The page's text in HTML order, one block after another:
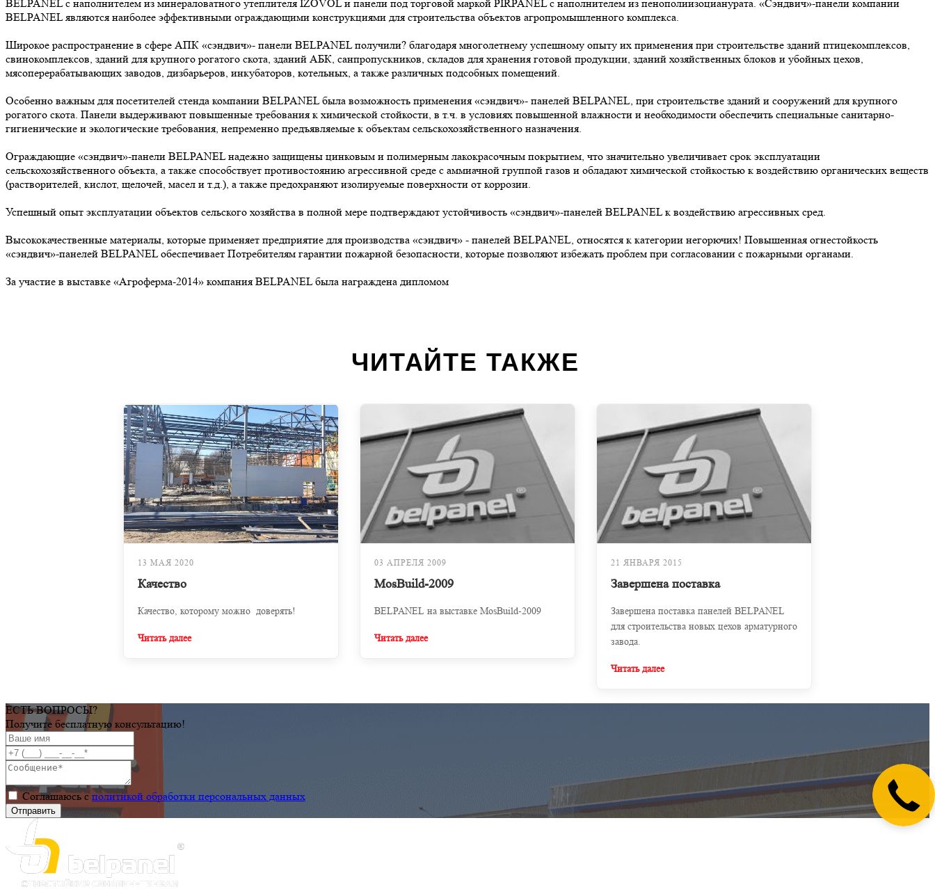
BELPANEL с наполнителем из минераловатного утеплителя IZOVOL и панели под торговой маркой PIRPANEL с наполнителем из пенополиизоцианурата. «Сэндвич»-панели компании
BELPANEL являются наиболее эффективными ограждающими конструкциями для строительства объектов агропромышленного комплекса.
Широкое распространение в сфере АПК «сэндвич»- панели BELPANEL получили? благодаря многолетнему успешному опыту их применения при строительстве зданий птицекомплексов,
свинокомплексов, зданий для крупного рогатого скота, зданий АБК, санпропускников, складов для хранения готовой продукции, зданий хозяйственных блоков и убойных цехов,
мясоперерабатывающих заводов, дизбарьеров, инкубаторов, котельных, а также различных подсобных помещений.
Особенно важным для посетителей стенда компании BELPANEL была возможность применения «сэндвич»- панелей BELPANEL, при строительстве зданий и сооружений для крупного
рогатого скота. Панели выдерживают повышенные требования к химической стойкости, в т.ч. в условиях повышенной влажности и необходимости обеспечить специальные санитарно-
гигиенические и экологические требования, непременно предъявляемые к объектам сельскохозяйственного назначения.
Ограждающие «сэндвич»-панели BELPANEL надежно защищены цинковым и полимерным лакокрасочным покрытием, что значительно увеличивает срок эксплуатации
сельскохозяйственного объекта, а также способствует противостоянию агрессивной среде с аммиачной группой газов и обладают химической стойкостью к воздействию органических веществ
(растворителей, кислот, щелочей, масел и т.д.), а также предохраняют изолируемые поверхности от коррозии.
Успешный опыт эксплуатации объектов сельского хозяйства в полной мере подтверждают устойчивость «сэндвич»-панелей BELPANEL к воздействию агрессивных сред.
Высококачественные материалы, которые применяет предприятие для производства «сэндвич» - панелей BELPANEL, относятся к категории негорючих! Повышенная огнестойкость
«сэндвич»-панелей BELPANEL обеспечивает Потребителям гарантии пожарной безопасности, которые позволяют избежать проблем при согласовании с пожарными органами.
За участие в выставке «Агроферма-2014» компания BELPANEL была награждена дипломом
ЧИТАЙТЕ ТАКЖЕ
13 МАЯ 2020
Качество
Качество, которому можно доверять!
Читать далее
03 АПРЕЛЯ 2009
MosBuild-2009
BELPANEL на выставке MosBuild-2009
Читать далее
21 ЯНВАРЯ 2015
Завершена поставка
Завершена поставка панелей BELPANEL
для строительства новых цехов арматурного
завода.
Читать далее
ЕСТЬ ВОПРОСЫ?
Получите бесплатную консультацию!
Соглашаюсь сполитикой обработки персональных данных